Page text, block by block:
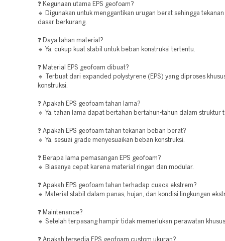
❓ Kegunaan utama EPS geofoam?
🔹 Digunakan untuk menggantikan urugan berat sehingga
dasar berkurang.
❓ Daya tahan material?
🔹 Ya, cukup kuat stabil untuk beban konstruksi tertentu.
❓ Material EPS geofoam dibuat?
🔹 Terbuat dari expanded polystyrene (EPS) yang diproses
konstruksi.
❓ Apakah EPS geofoam tahan lama?
🔹 Ya, tahan lama dapat bertahan bertahun-tahun dalam struktur
❓ Apakah EPS geofoam tahan tekanan beban berat?
🔹 Ya, sesuai grade menyesuaikan beban konstruksi.
❓ Berapa lama pemasangan EPS geofoam?
🔹 Biasanya cepat karena material ringan dan modular.
❓ Apakah EPS geofoam tahan terhadap cuaca ekstrem?
🔹 Material stabil dalam panas, hujan, dan kondisi lingkungan
❓ Maintenance?
🔹 Setelah terpasang hampir tidak memerlukan perawatan
❓ Apakah tersedia EPS geofoam custom ukuran?